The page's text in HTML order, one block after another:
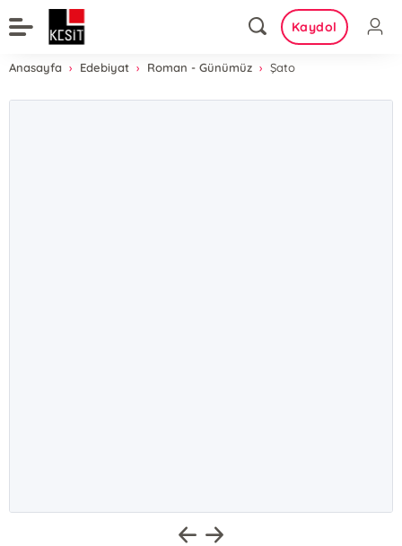
Kaydol
Anasayfa Edebiyat Roman - Günümüz Şato